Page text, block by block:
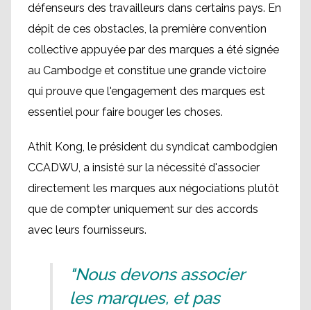
défenseurs des travailleurs dans certains pays. En
dépit de ces obstacles, la première convention
collective appuyée par des marques a été signée
au Cambodge et constitue une grande victoire
qui prouve que l'engagement des marques est
essentiel pour faire bouger les choses.
Athit Kong, le président du syndicat cambodgien
CCADWU, a insisté sur la nécessité d'associer
directement les marques aux négociations plutôt
que de compter uniquement sur des accords
avec leurs fournisseurs.
"Nous devons associer
les marques, et pas